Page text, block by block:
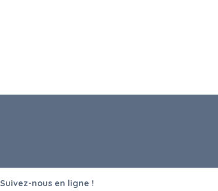
Suivez-nous en ligne !